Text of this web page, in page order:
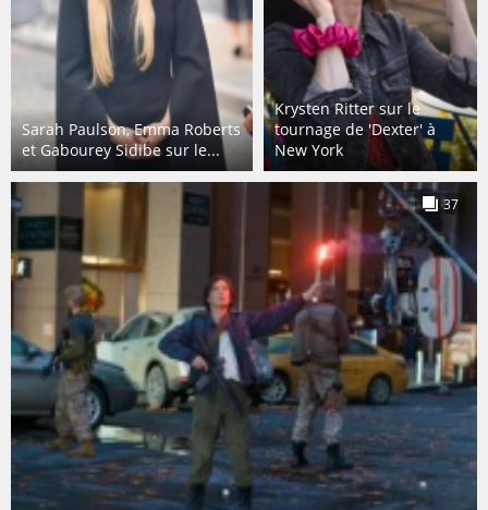
Sarah Paulson, Emma Roberts
et Gabourey Sidibe sur le...
Krysten Ritter sur le
tournage de 'Dexter' à
New York
37